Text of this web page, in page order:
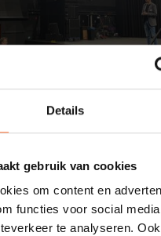
Details
gebruik van cookies
om content en
functies voor social
te analyseren.